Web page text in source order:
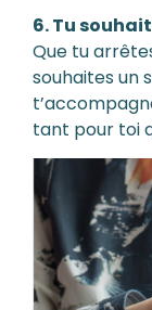
6. Tu
Que tu
souhaites un
tant pour toi